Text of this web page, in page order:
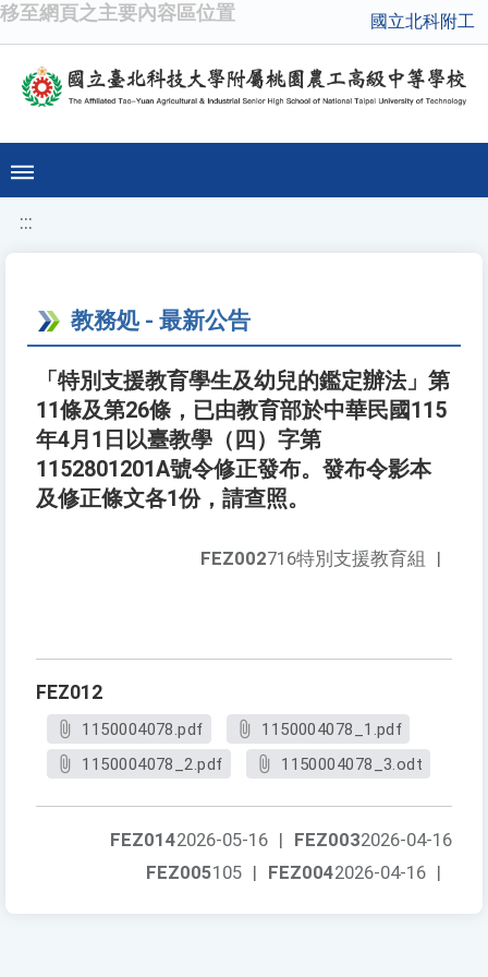
移至網頁之主要內容區位置 國立北科附工
:::
教務処 - 最新公告
「特別支援教育學生及幼兒的鑑定辦法」第
11條及第26條，已由教育部於中華民國115
年4月1日以臺教學（四）字第
1152801201A號令修正發布。發布令影本
及修正條文各1份，請查照。
FEZ002716特別支援教育組 |
FEZ012
1150004078.pdf
1150004078_1.pdf
1150004078_2.pdf
1150004078_3.odt
FEZ0032026-04-16
FEZ0142026-05-16 |
FEZ0042026-04-16 |
FEZ005105 |